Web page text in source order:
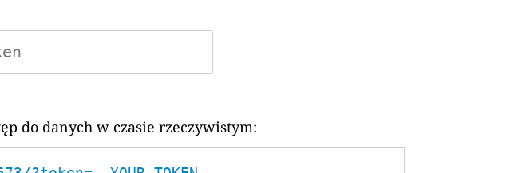
do danych w czasie rzeczywistym: